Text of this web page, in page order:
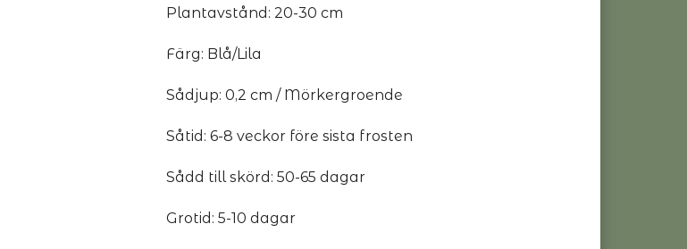
Plantavstånd: 20-30 cm
Färg: Blå/Lila
Sådjup: 0,2 cm / Mörkergroende
Såtid: 6-8 veckor före sista frosten
Sådd till skörd: 50-65 dagar
Grotid: 5-10 dagar